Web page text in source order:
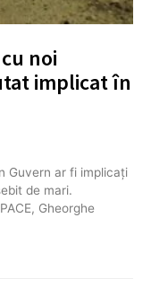
noi
implicat în
Guvern ar fi implicați
de mari.
Gheorghe